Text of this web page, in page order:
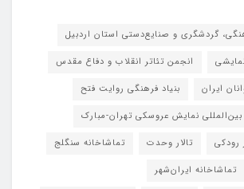
گردشگری و صنایع‌دستی استان اردبیل
انجمن تئاتر انقلاب و دفاع مقدس
ایران
بنیاد فرهنگی روایت فتح
نمایش عروسکی تهران-مبارک
رودکی تالار وحدت
تماشاخانه سنگلج
تماشاخانه‌ ایران‌شهر